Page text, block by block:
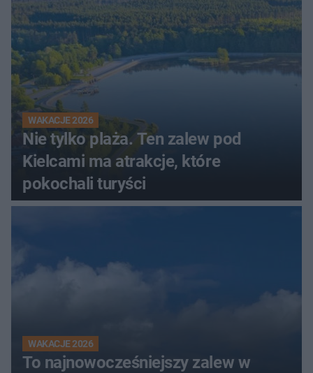
WAKACJE 2026
Nie tylko plaża. Ten zalew pod
Kielcami ma atrakcje, które
pokochali turyści
WAKACJE 2026
To najnowocześniejszy zalew w